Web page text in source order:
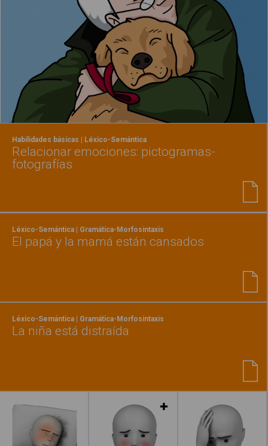
Habilidades básicas | Léxico-Semántica
Relacionar emociones: pictogramas-
fotografías
Léxico-Semántica | Gramática-Morfosintaxis
El papá y la mamá están cansados
Léxico-Semántica | Gramática-Morfosintaxis
La niña está distraída